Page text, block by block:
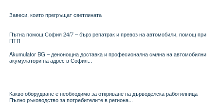
Завеси, които прегръщат светлината
Пътна помощ София 24/7 – бърз репатрак и превоз на автомобили, помощ при
ПТП
Akumulator BG – денонощна доставка и професионална смяна на автомобилни
акумулатори на адрес в София...
Какво оборудване е необходимо за откриване на дърводелска работилница
Пълно ръководство за потребителите в региона...